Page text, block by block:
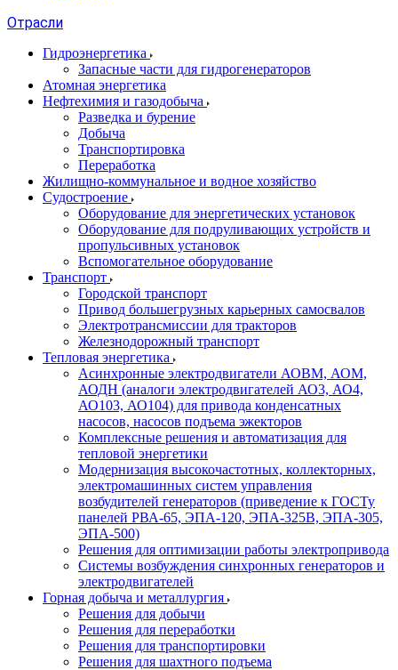
Отрасли
Гидроэнергетика
Запасные части для гидрогенераторов
Атомная энергетика
Нефтехимия и газодобыча
Разведка и бурение
Добыча
Транспортировка
Переработка
Жилищно-коммунальное и водное хозяйство
Судостроение
Оборудование для энергетических установок
Оборудование для подруливающих устройств и
пропульсивных установок
Вспомогательное оборудование
Транспорт
Городской транспорт
Привод большегрузных карьерных самосвалов
Электротрансмиссии для тракторов
Железнодорожный транспорт
Тепловая энергетика
Асинхронные электродвигатели АОВМ, АОМ,
АОДН (аналоги электродвигателей АО3, АО4,
АО103, АО104) для привода конденсатных
насосов, насосов подъема эжекторов
Комплексные решения и автоматизация для
тепловой энергетики
Модернизация высокочастотных, коллекторных,
электромашинных систем управления
возбудителей генераторов (приведение к ГОСТу
панелей РВА-65, ЭПА-120, ЭПА-325В, ЭПА-305,
ЭПА-500)
Решения для оптимизации работы электропривода
Системы возбуждения синхронных генераторов и
электродвигателей
Горная добыча и металлургия
Решения для добычи
Решения для переработки
Решения для транспортировки
Решения для шахтного подъема